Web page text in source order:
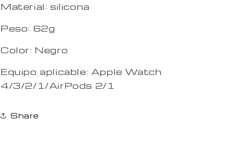
Material: silicona
Peso: 62g
Color: Negro
Equipo aplicable: Apple Watch
4/3/2/1/AirPods 2/1
Share